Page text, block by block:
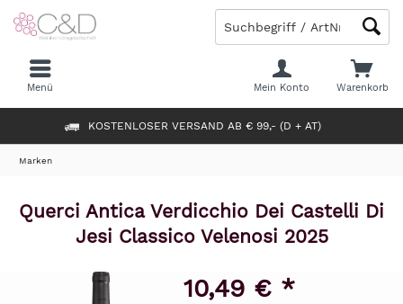
KOSTENLOSER VERSAND AB € 99,- (D + AT)
Warenkorb
Mein Konto
Menü
Marken
Querci Antica Verdicchio Dei Castelli Di
Jesi Classico Velenosi 2025
10,49 € *